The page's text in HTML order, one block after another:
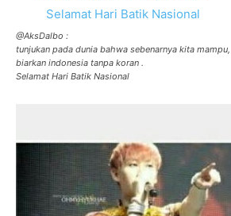
‏@AksDalbo :
tunjukan pada dunia bahwa sebenarnya kita mampu,
biarkan indonesia tanpa koran .
Selamat Hari Batik Nasional